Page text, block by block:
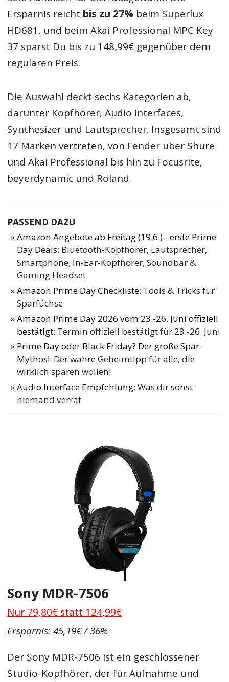
Ersparnis reicht bis zu 27% beim Superlux
HD681, und beim Akai Professional MPC Key
37 sparst Du bis zu 148,99€ gegenüber dem
regulären Preis.
Die Auswahl deckt sechs Kategorien ab,
darunter Kopfhörer, Audio Interfaces,
Synthesizer und Lautsprecher. Insgesamt sind
17 Marken vertreten, von Fender über Shure
und Akai Professional bis hin zu Focusrite,
beyerdynamic und Roland.
PASSEND DAZU
Amazon Angebote ab Freitag (19.6.) - erste Prime
Day Deals: Bluetooth-Kopfhörer, Lautsprecher,
Smartphone, In-Ear-Kopfhörer, Soundbar &
Gaming Headset
Amazon Prime Day Checkliste: Tools & Tricks für
Sparfüchse
Amazon Prime Day 2026 vom 23.-26. Juni offiziell
bestätigt: Termin offiziell bestätigt für 23.-26. Juni
Prime Day oder Black Friday? Der große Spar-
Mythos!: Der wahre Geheimtipp für alle, die
wirklich sparen wollen!
Audio Interface Empfehlung: Was dir sonst
niemand verrät
Sony MDR-7506
Nur 79,80€ statt 124,99€
Ersparnis: 45,19€ / 36%
Der Sony MDR-7506 ist ein geschlossener
Studio-Kopfhörer, der für Aufnahme und